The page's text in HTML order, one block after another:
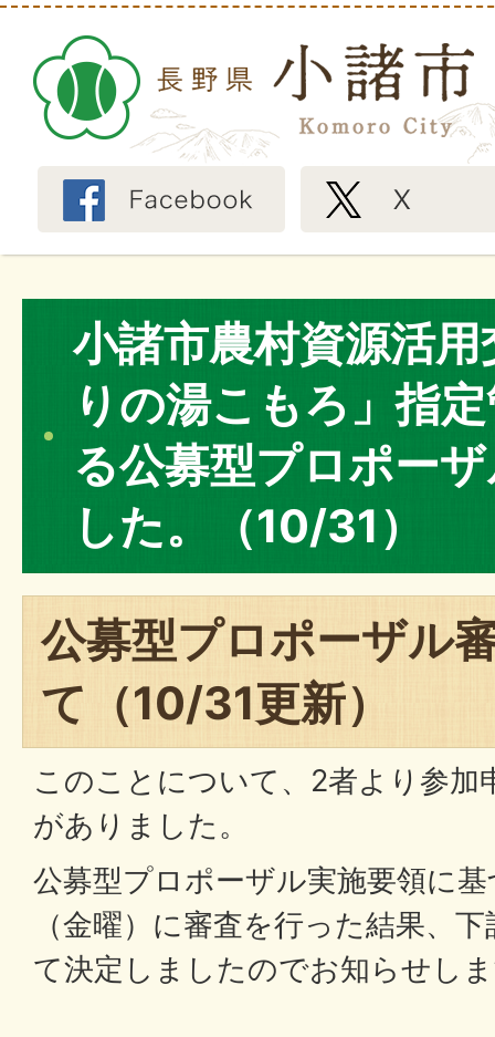
小諸市農村資源活
りの湯こもろ」指
る公募型プロポー
した。（10/31）
公募型プロポーザル
て（10/31更新）
このことについて、2者より参加
がありました。
公募型プロポーザル実施要領に
（金曜）に審査を行った結果、
て決定しましたのでお知らせし